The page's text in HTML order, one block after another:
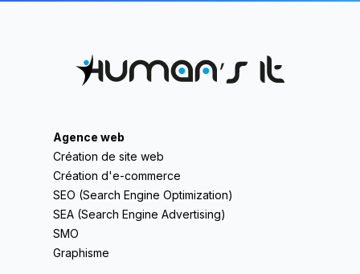
Agence web
Création de site web
Création d'e-commerce
SEO (Search Engine Optimization)
SEA (Search Engine Advertising)
SMO
Graphisme